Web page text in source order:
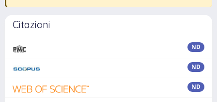
Citazioni
ND
ND
ND